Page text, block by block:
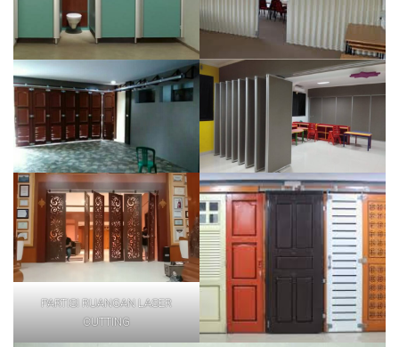
PARTISI RUANGAN LASER
CUTTING